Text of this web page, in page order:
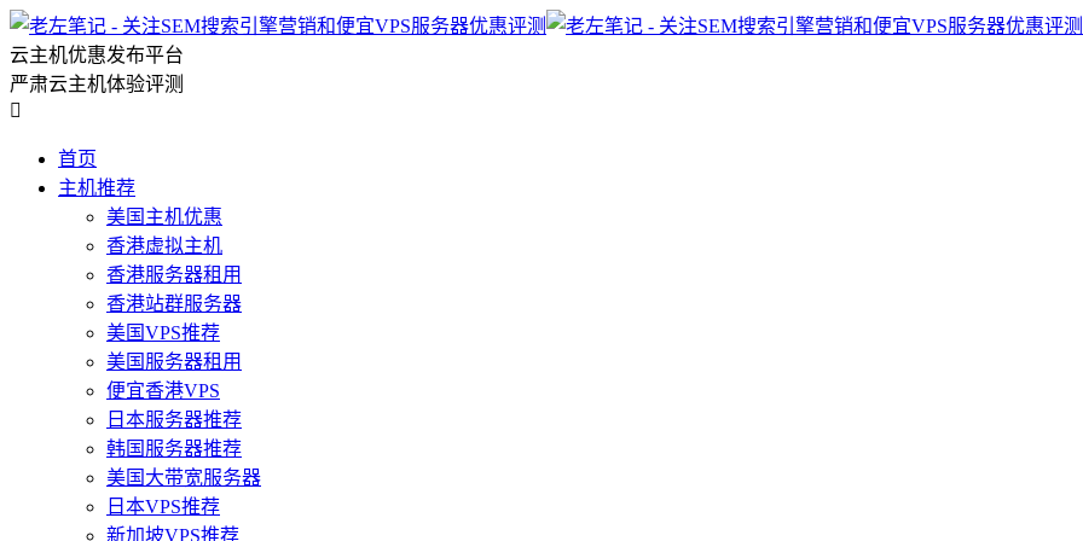
云主机优惠发布平台
严肃云主机体验评测

首页
主机推荐
美国主机优惠
香港虚拟主机
香港服务器租用
香港站群服务器
美国VPS推荐
美国服务器租用
便宜香港VPS
日本服务器推荐
韩国服务器推荐
美国大带宽服务器
日本VPS推荐
新加坡VPS推荐